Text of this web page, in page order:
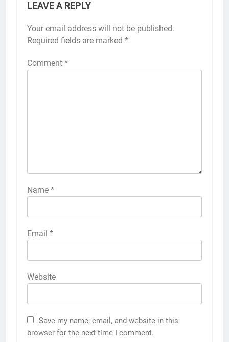
LEAVE A REPLY
Your email address will not be published.
Required fields are marked *
Comment *
Name *
Email *
Website
Save my name, email, and website in this
browser for the next time I comment.